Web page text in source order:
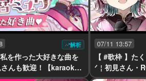
解析
私を作った大好きな曲を
んも歓迎！【karaoke
】
07/11 13:57
【 #歌枠 】た
ᐟ￤初見さん・
aoke￤